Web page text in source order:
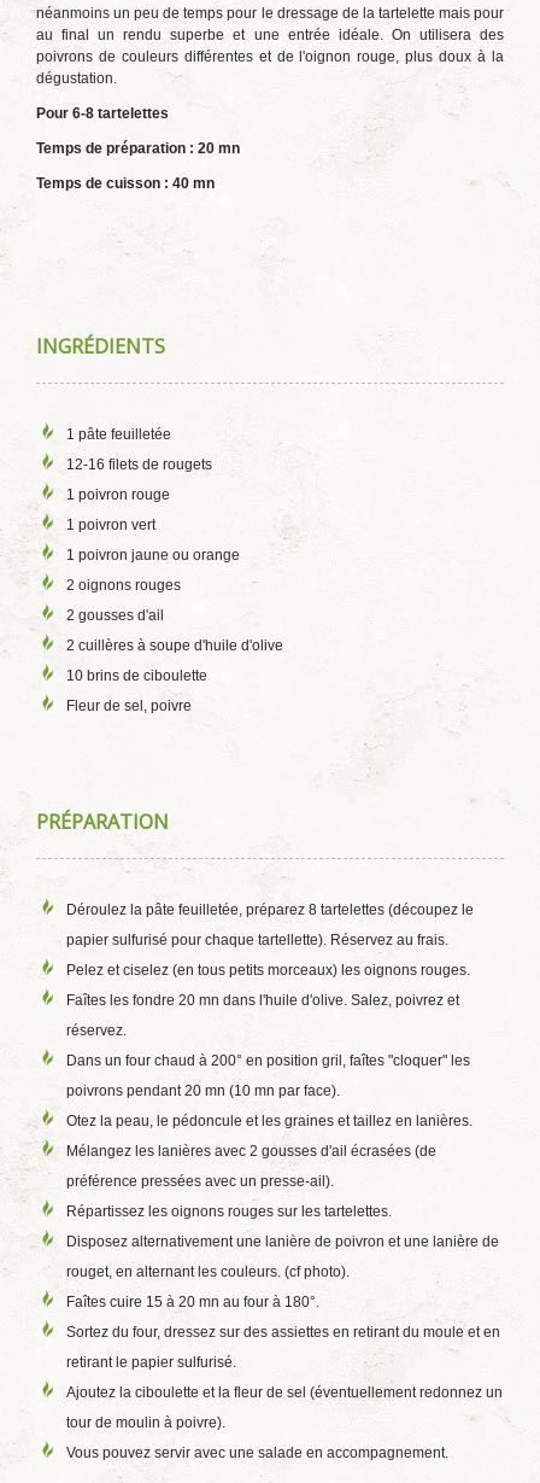
néanmoins un peu de temps pour le dressage de la tartelette mais pour
au final un rendu superbe et une entrée idéale. On utilisera des
poivrons de couleurs différentes et de l'oignon rouge, plus doux à la
dégustation.
Pour 6-8 tartelettes
Temps de préparation : 20 mn
Temps de cuisson : 40 mn
INGRÉDIENTS
1 pâte feuilletée
12-16 filets de rougets
1 poivron rouge
1 poivron vert
1 poivron jaune ou orange
2 oignons rouges
2 gousses d'ail
2 cuillères à soupe d'huile d'olive
10 brins de ciboulette
Fleur de sel, poivre
PRÉPARATION
Déroulez la pâte feuilletée, préparez 8 tartelettes (découpez le
papier sulfurisé pour chaque tartellette). Réservez au frais.
Pelez et ciselez (en tous petits morceaux) les oignons rouges.
Faîtes les fondre 20 mn dans l'huile d'olive. Salez, poivrez et
réservez.
Dans un four chaud à 200° en position gril, faîtes "cloquer" les
poivrons pendant 20 mn (10 mn par face).
Otez la peau, le pédoncule et les graines et taillez en lanières.
Mélangez les lanières avec 2 gousses d'ail écrasées (de
préférence pressées avec un presse-ail).
Répartissez les oignons rouges sur les tartelettes.
Disposez alternativement une lanière de poivron et une lanière de
rouget, en alternant les couleurs. (cf photo).
Faîtes cuire 15 à 20 mn au four à 180°.
Sortez du four, dressez sur des assiettes en retirant du moule et en
retirant le papier sulfurisé.
Ajoutez la ciboulette et la fleur de sel (éventuellement redonnez un
tour de moulin à poivre).
Vous pouvez servir avec une salade en accompagnement.